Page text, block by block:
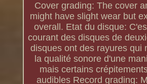
Cover grading: The cover
might have slight wear but
overall. Etat du disque:
courant des disques de
disques ont des rayures qui
la qualité sonore d'une
mais certains
audibles Record grading: